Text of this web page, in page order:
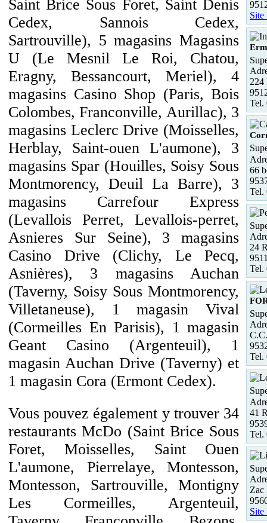
Saint Brice Sous Foret, Saint Denis
Cedex, Sannois Cedex,
Sartrouville), 5 magasins Magasins
U (Le Mesnil Le Roi, Chatou,
Eragny, Bessancourt, Meriel), 4
magasins Casino Shop (Paris, Bois
Colombes, Franconville, Aurillac), 3
magasins Leclerc Drive (Moisselles,
Herblay, Saint-ouen L'aumone), 3
magasins Spar (Houilles, Soisy Sous
Montmorency, Deuil La Barre), 3
magasins Carrefour Express
(Levallois Perret, Levallois-perret,
Asnieres Sur Seine), 3 magasins
Casino Drive (Clichy, Le Pecq,
Asnières), 3 magasins Auchan
(Taverny, Soisy Sous Montmorency,
Villetaneuse), 1 magasin Vival
(Cormeilles En Parisis), 1 magasin
Geant Casino (Argenteuil), 1
magasin Auchan Drive (Taverny) et
1 magasin Cora (Ermont Cedex).
Vous pouvez également y trouver 34
restaurants McDo (Saint Brice Sous
Foret, Moisselles, Saint Ouen
L'aumone, Pierrelaye, Montesson,
Montesson, Sartrouville, Montigny
Les Cormeilles, Argenteuil,
Site
224
Tel.
66
Tel.
24
Tel.
Tel.
41
Tel.
Zac
Site